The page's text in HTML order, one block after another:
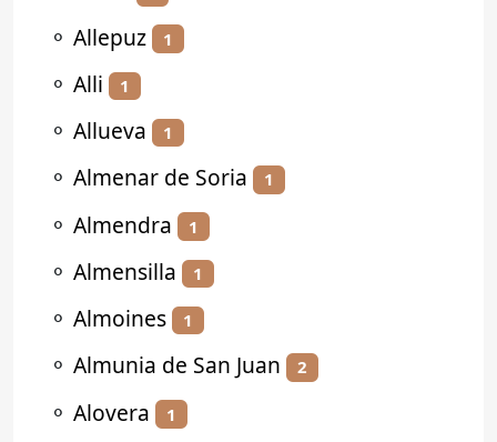
⚬ Allepuz 1
⚬ Alli 1
⚬ Allueva 1
⚬ Almenar de Soria 1
⚬ Almendra 1
⚬ Almensilla 1
⚬ Almoines 1
⚬ Almunia de San Juan 2
⚬ Alovera 1